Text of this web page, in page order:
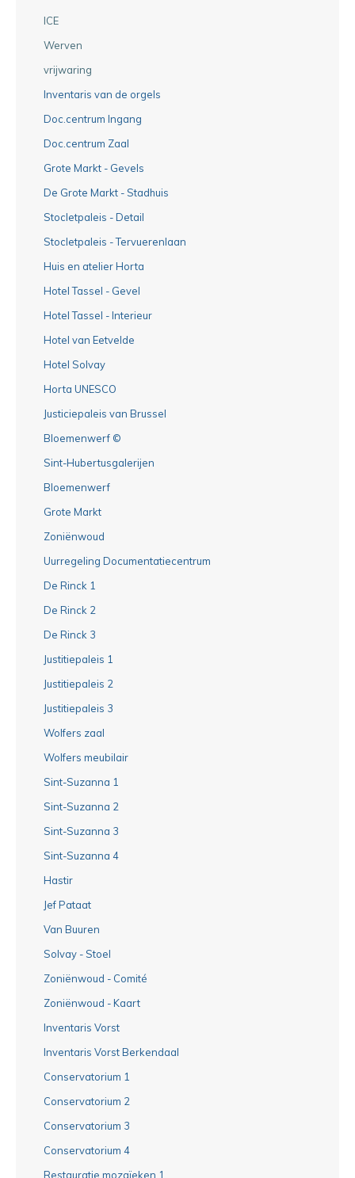
ICE
Werven
vrijwaring
Inventaris van de orgels
Doc.centrum Ingang
Doc.centrum Zaal
Grote Markt - Gevels
De Grote Markt - Stadhuis
Stocletpaleis - Detail
Stocletpaleis - Tervuerenlaan
Huis en atelier Horta
Hotel Tassel - Gevel
Hotel Tassel - Interieur
Hotel van Eetvelde
Hotel Solvay
Horta UNESCO
Justiciepaleis van Brussel
Bloemenwerf ©
Sint-Hubertusgalerijen
Bloemenwerf
Grote Markt
Zoniënwoud
Uurregeling Documentatiecentrum
De Rinck 1
De Rinck 2
De Rinck 3
Justitiepaleis 1
Justitiepaleis 2
Justitiepaleis 3
Wolfers zaal
Wolfers meubilair
Sint-Suzanna 1
Sint-Suzanna 2
Sint-Suzanna 3
Sint-Suzanna 4
Hastir
Jef Pataat
Van Buuren
Solvay - Stoel
Zoniënwoud - Comité
Zoniënwoud - Kaart
Inventaris Vorst
Inventaris Vorst Berkendaal
Conservatorium 1
Conservatorium 2
Conservatorium 3
Conservatorium 4
Restauratie mozaïeken 1